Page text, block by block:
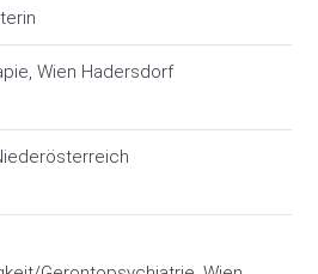
Wien Hadersdorf